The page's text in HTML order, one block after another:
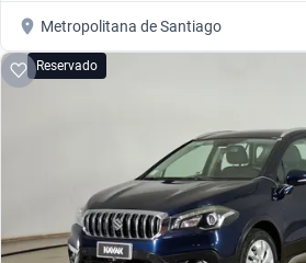
Metropolitana de Santiago
Reservado